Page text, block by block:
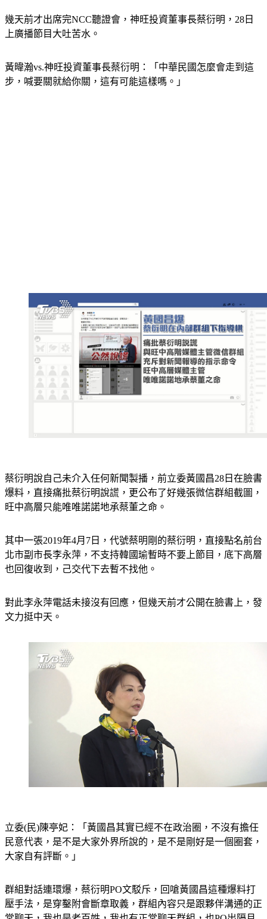
幾天前才出席完NCC聽證會，神旺投資董事長蔡衍明，28日
上廣播節目大吐苦水。
黃暐瀚vs.神旺投資董事長蔡衍明：「中華民國怎麼會走到這
步，喊要關就給你關，這有可能這樣嗎。」
蔡衍明說自己未介入任何新聞製播，前立委黃國昌28日在臉書
爆料，直接痛批蔡衍明說謊，更公布了好幾張微信群組截圖，
旺中高層只能唯唯諾諾地承蔡董之命。
其中一張2019年4月7日，代號蔡明剛的蔡衍明，直接點名前台
北市副市長李永萍，不支持韓國瑜暫時不要上節目，底下高層
也回復收到，己交代下去暫不找他。
對此李永萍電話未接沒有回應，但幾天前才公開在臉書上，發
文力挺中天。
立委(民)陳亭妃：「黃國昌其實已經不在政治圈，不沒有擔任
民意代表，是不是大家外界所說的，是不是剛好是一個圈套，
大家自有評斷。」
群組對話連環爆，蔡衍明PO文駁斥，回嗆黃國昌這種爆料打
壓手法，是穿鑿附會斷章取義，群組內容只是跟夥伴溝通的正